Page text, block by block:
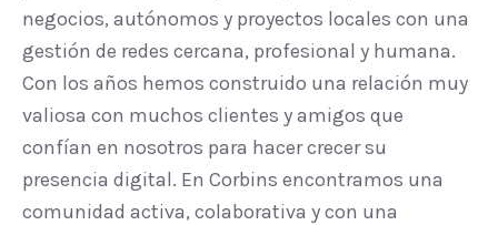
negocios, autónomos y proyectos locales con una
gestión de redes cercana, profesional y humana.
Con los años hemos construido una relación muy
valiosa con muchos clientes y amigos que
confían en nosotros para hacer crecer su
presencia digital. En Corbins encontramos una
comunidad activa, colaborativa y con una